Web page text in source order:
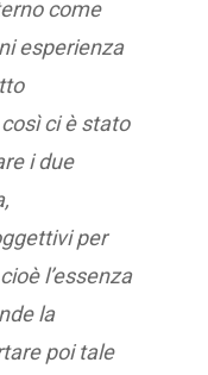
come
esperienza
ci è stato
i due
per
l’essenza
la
poi tale